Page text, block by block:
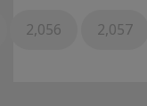
2,056 2,057